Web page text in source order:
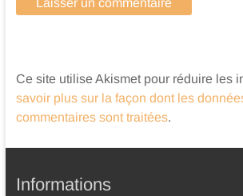
Ce site utilise Akismet pour réduire les
savoir plus sur la façon dont les
commentaires sont traitées.
Informations